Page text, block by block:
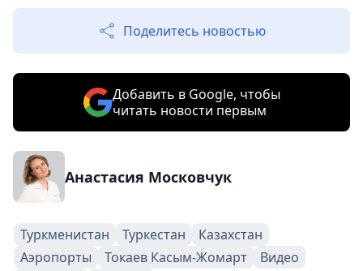
Поделитесь новостью
Добавить в Google, чтобы
читать новости первым
Анастасия Московчук
Туркменистан Туркестан
Казахстан
Аэропорты
Токаев Касым-Жомарт Видео